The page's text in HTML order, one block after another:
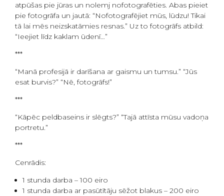
atpūšas pie jūras un nolemj nofotografēties. Abas pieiet
pie fotogrāfa un jautā: “Nofotografējiet mūs, lūdzu! Tikai
tā lai mēs neizskatāmies resnas.” Uz to fotogrāfs atbild:
“Ieejiet līdz kaklam ūdenī…”
***
“Manā profesijā ir darīšana ar gaismu un tumsu.” “Jūs
esat burvis?” “Nē, fotogrāfs!”
***
“Kāpēc peldbaseins ir slēgts?” “Tajā attīsta mūsu vadoņa
portretu.”
***
Cenrādis:
1 stunda darba – 100 eiro
1 stunda darba ar pasūtītāju sēžot blakus – 200 eiro